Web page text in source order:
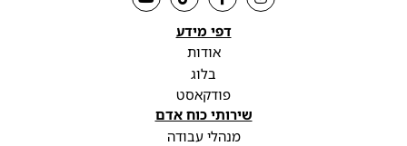
דפי מידע
אודות
בלוג
פודקאסט
שירותי כוח אדם
מנהלי עבודה